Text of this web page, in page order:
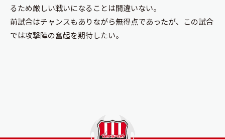
るため厳しい戦いになることは間違いない。
前試合はチャンスもありながら無得点であったが、この試合
では攻撃陣の奮起を期待したい。